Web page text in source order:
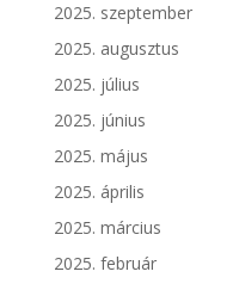
2025. szeptember
2025. augusztus
2025. július
2025. június
2025. május
2025. április
2025. március
2025. február